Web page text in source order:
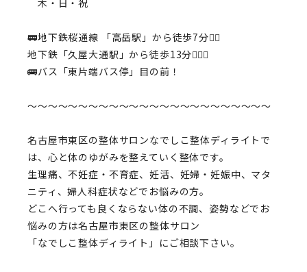
木・日・祝
🚃地下鉄桜通線 「高岳駅」 から徒歩7分🚶‍♀️
地下鉄 「久屋大通駅」から徒歩13分🚶🏻‍♂️
🚌バス 「東片端バス停」 目の前！
〜〜〜〜〜〜〜〜〜〜〜〜〜〜〜〜〜〜〜〜〜〜〜〜
名古屋市東区の整体サロンなでしこ整体ディライト で
は、心と体のゆがみを整えていく整体です。
生理痛、不妊症・不育症、妊活、妊婦・妊娠中、マタ
ニティ、婦人科症状などでお悩みの方。
どこへ行っても良くならない体の不調、姿勢などでお
悩みの方は名古屋市東区の整体サロン
「なでしこ整体ディライト」 にご相談下さい。